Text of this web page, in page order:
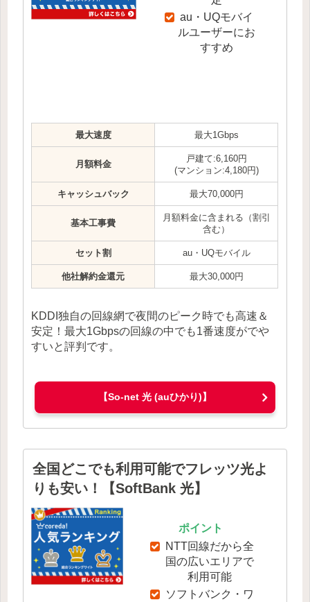
au・UQモバイ
ルユーザーにお
すすめ
最大速度 最大1Gbps
月額料金
戸建て:6,160円
(マンション:4,180円)
キャッシュバック 最大70,000円
基本工事費
月額料金に含まれる（割引
含む）
セット割 au・UQモバイル
他社解約金還元 最大30,000円
KDDI独自の回線網で夜間のピーク時でも高速＆
安定！最大1Gbpsの回線の中でも1番速度がでや
すいと評判です。
【So-net 光 (auひかり)】
全国どこでも利用可能でフレッツ光よ
りも安い！【SoftBank 光】
ポイント
NTT回線だから全
国の広いエリアで
利用可能
ソフトバンク・ワ